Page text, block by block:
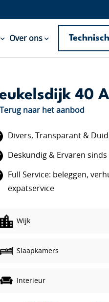
Over ons
40 A
naar het aanbod
Divers, Transparant &
Deskundig & Ervaren sinds
Full Service: beleggen,
expatservice
Wijk
Slaapkamers
Interieur